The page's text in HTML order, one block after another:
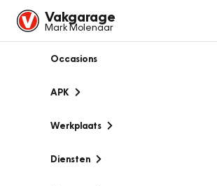
Vakgarage
Mark Molenaar
Occasions
APK
Werkplaats
Diensten